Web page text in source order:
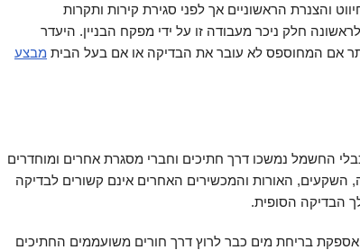
והצנרת הראשוניים אך לפני סגירת קירות ותקרות
חלק ניכר מעבודה זו על ידי מפקח הבניין. היעדר
אם המחוספס לא עובר את הבדיקה או אם בעל הבית מבצע
החשמל נמשכו דרך חתיכים וחברי מסגרת אחרים ומוחדרים
השקעים, האורות והמכשירים האחרים אינם קשורים לבדיקה
הבדיקה הסופית.
אספקת בריחת מים כבר לרוץ דרך חורים משועממים החתיכים